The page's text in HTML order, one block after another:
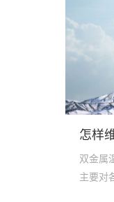
怎样
双金属
主要对